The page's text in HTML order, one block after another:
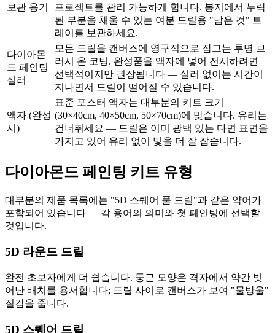
보관 용기
프로젝트를 관리 가능하게 합니다. 봉지에서 누락
된 부분을 채울 수 있는 여분 드릴용 "남은 것" 트
레이를 보관하세요.
다이아몬
드 페인팅
실러
모든 드릴을 캔버스에 영구적으로 잠그는 투명 브
러시 온 코팅. 완성품을 액자에 넣어 전시하려면
선택적이지만 권장됩니다 — 실러 없이는 시간이
지나면서 드릴이 떨어질 수 있습니다.
액자 (완성
시)
표준 포스터 액자는 대부분의 키트 크기
(30×40cm, 40×50cm, 50×70cm)에 맞습니다. 유리는
건너뛰세요 — 드릴은 이미 광택 있는 다면 표면을
가지고 있어 유리 없이 빛을 더 잘 잡습니다.
다이아몬드 페인팅 키트 유형
대부분의 제품 목록에는 "5D 스퀘어 풀 드릴"과 같은 약어가
포함되어 있습니다 — 각 용어의 의미와 첫 페인팅에 선택할
것입니다.
5D 라운드 드릴
완전 초보자에게 더 쉽습니다. 둥근 모양은 격자에서 약간 벗
어난 배치를 용서합니다; 드릴 사이로 캔버스가 보여 "물방울"
질감을 줍니다.
5D 스퀘어 드릴